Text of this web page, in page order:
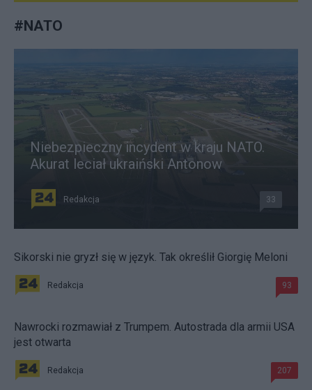
#NATO
Niebezpieczny incydent w kraju NATO.
Akurat leciał ukraiński Antonow
Redakcja 33
Sikorski nie gryzł się w język. Tak określił Giorgię Meloni
Redakcja 93
Nawrocki rozmawiał z Trumpem. Autostrada dla armii USA
jest otwarta
Redakcja 207